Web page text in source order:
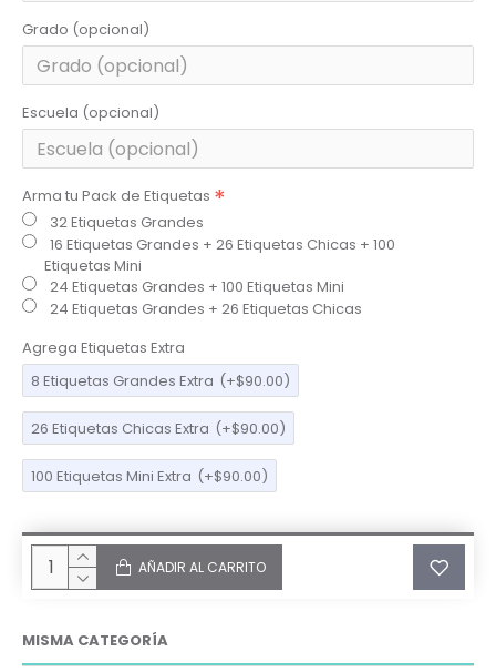
Grado (opcional)
Escuela (opcional)
Arma tu Pack de Etiquetas
32 Etiquetas Grandes
16 Etiquetas Grandes + 26 Etiquetas Chicas + 100
Etiquetas Mini
24 Etiquetas Grandes + 100 Etiquetas Mini
24 Etiquetas Grandes + 26 Etiquetas Chicas
Agrega Etiquetas Extra
8 Etiquetas Grandes Extra (+$90.00)
26 Etiquetas Chicas Extra (+$90.00)
100 Etiquetas Mini Extra (+$90.00)
AÑADIR AL CARRITO
MISMA CATEGORÍA